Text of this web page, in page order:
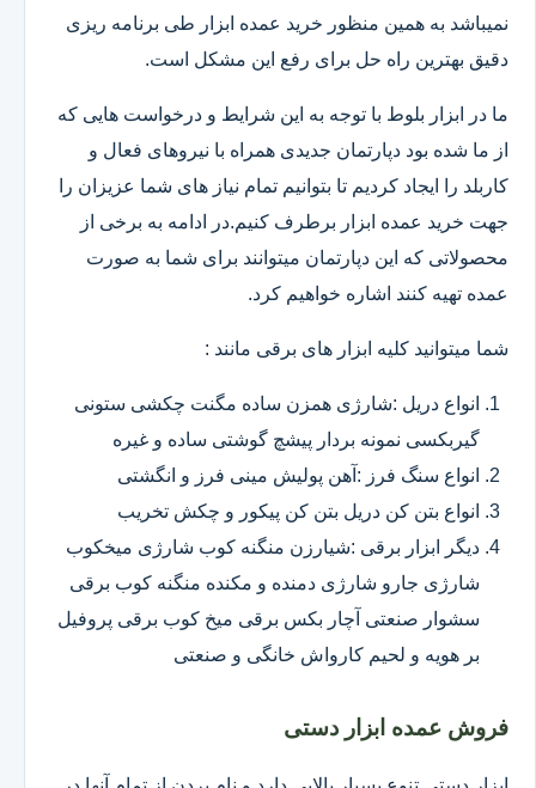
نمیباشد به همین منظور خرید عمده ابزار طی برنامه ریزی
دقیق بهترین راه حل برای رفع این مشکل است.
ما در ابزار بلوط با توجه به این شرایط و درخواست هایی که
از ما شده بود دپارتمان جدیدی همراه با نیروهای فعال و
کاربلد را ایجاد کردیم تا بتوانیم تمام نیاز های شما عزیزان را
جهت خرید عمده ابزار برطرف کنیم.در ادامه به برخی از
محصولاتی که این دپارتمان میتوانند برای شما به صورت
عمده تهیه کنند اشاره خواهیم کرد.
شما میتوانید کلیه ابزار های برقی مانند :
انواع دریل :شارژی همزن ساده مگنت چکشی ستونی
گیربکسی نمونه بردار پیشچ گوشتی ساده و غیره
انواع سنگ فرز :آهن پولیش مینی فرز و انگشتی
انواع بتن کن دریل بتن کن پیکور و چکش تخریب
دیگر ابزار برقی :شیارزن منگنه کوب شارژی میخکوب
شارژی جارو شارژی دمنده و مکنده منگنه کوب برقی
سشوار صنعتی آچار بکس برقی میخ کوب برقی پروفیل
بر هویه و لحیم کارواش خانگی و صنعتی
فروش عمده ابزار دستی